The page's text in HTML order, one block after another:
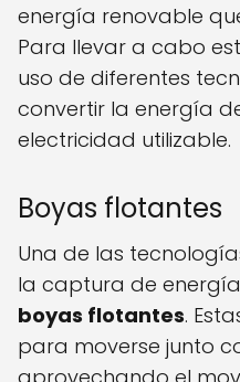
energía renovable
Para llevar a cabo
uso de diferentes
convertir la energía
electricidad utilizable.
Boyas flotantes
Una de las
la captura de
boyas flotantes.
para moverse junto